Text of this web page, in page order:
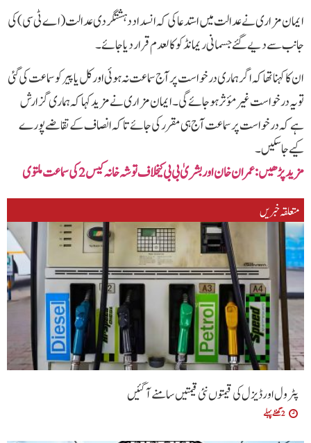
ایمان مزاری نے عدالت میں استدعا کی کہ انسداد دہشتگردی عدالت (اے ٹی سی) کی
جانب سے دیے گئے جسمانی ریمانڈ کو کالعدم قرار دیا جائے۔
ان کا کہنا تھا کہ اگر ہماری درخواست پر آج سماعت نہ ہوئی اور کل یا پیر کو سماعت کی گئی
تو یہ درخواست غیر مؤثر ہو جائے گی۔ایمان مزاری نے مزید کہا کہ ہماری گزارش
ہے کہ درخواست پر سماعت آج ہی مقرر کی جائے تاکہ انصاف کے تقاضے پورے
کیے جا سکیں۔
مزید پڑھیں: عمران خان اور بشریٰ بی بی کیخلاف توشہ خانہ کیس 2 کی سماعت ملتوی
متعلقہ خبریں
پٹرول اور ڈیزل کی قیمتوں نئی قیمتیں سامنے آگئیں
2 گھنٹے پہلے